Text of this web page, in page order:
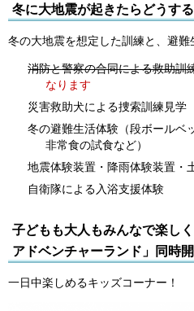
冬に大地震が起きたらどうす
冬の大地震を想定した訓練と、避難
消防と警察の合同による救助訓
なります
災害救助犬による捜索訓練見学
冬の避難生活体験（段ボールベ
非常食の試食など）
地震体験装置・降雨体験装置・
自衛隊による入浴支援体験
子どもも大人もみんなで楽し
アドベンチャーランド」同時
一日中楽しめるキッズコーナー！